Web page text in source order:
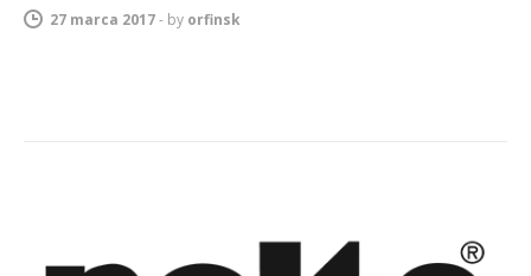
27 marca 2017- by orfinsk